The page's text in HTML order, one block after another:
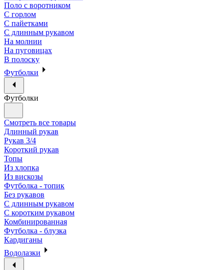
Поло с воротником
С горлом
С пайетками
С длинным рукавом
На молнии
На пуговицах
В полоску
Футболки
Футболки
Смотреть все товары
Длинный рукав
Рукав 3/4
Короткий рукав
Топы
Из хлопка
Из вискозы
Футболка - топик
Без рукавов
С длинным рукавом
С коротким рукавом
Комбинированная
Футболка - блузка
Кардиганы
Водолазки